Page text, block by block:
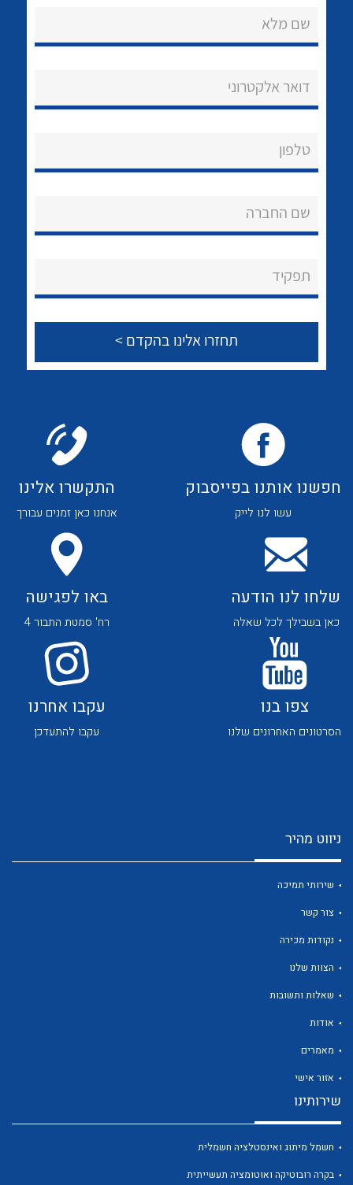
שירותי תמיכה
צור קשר
לכל מוצרי היצרן לכל מוצרי היצרן
לכל מוצרי היצרן לכל מוצרי היצרן
לכל מוצרי היצרן
לכל מוצרי היצרן
לכל מוצרי היצרן
שם מלא
דואר אלקטרוני
טלפון
שם החברה
תפקיד
חפשנו אותנו בפייסבוק
עשו לנו לייק
התקשרו אלינו
אנחנו כאן זמנים עבורך
שלחו לנו הודעה
כאן בשבילך לכל שאלה
באו לפגישה
רח' סמטת התבור 4
צפו בנו
הסרטונים האחרונים שלנו
עקבו אחרנו
עקבו להתעדכן
ניווט מהיר
שירותי תמיכה
צור קשר
נקודות מכירה
הצוות שלנו
שאלות ותשובות
אודות
מאמרים
אזור אישי
שירותינו
חשמל מיתוג ואינסטלציה חשמלית
בקרה רובוטיקה ואוטומציה תעשייתית